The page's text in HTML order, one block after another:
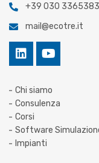
+39 030 3365383
mail@ecotre.it
Chi siamo
Consulenza
Corsi
Software
Impianti